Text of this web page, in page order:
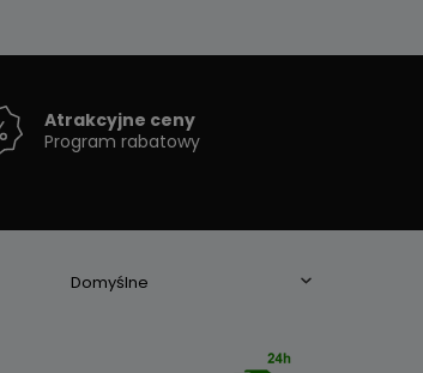
Atrakcyjne ceny
Program rabatowy